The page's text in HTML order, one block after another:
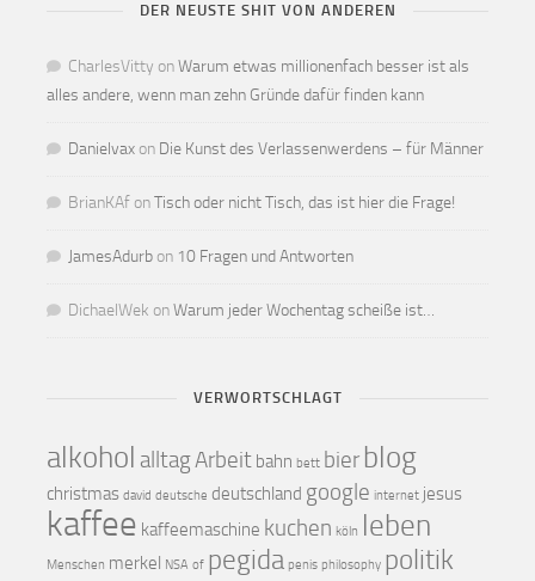
DER NEUSTE SHIT VON ANDEREN
CharlesVitty onWarum etwas millionenfach besser ist als
alles andere, wenn man zehn Gründe dafür finden kann
Danielvax on Die Kunst des Verlassenwerdens – für Männer
BrianKAf onTisch oder nicht Tisch, das ist hier die Frage!
JamesAdurb on 10 Fragen und Antworten
DichaelWek onWarum jeder Wochentag scheiße ist…
VERWORTSCHLAGT
alkohol alltagArbeit bahn bett bier blog
christmas david deutsche deutschland google internet jesus
kaffee kaffeemaschine kuchen köln leben
Menschen merkel NSA of pegida penis philosophy politik